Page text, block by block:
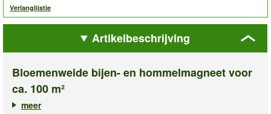
Verlanglijstje
Artikelbeschrijving
Bloemenweide bijen- en hommelmagneet voor
ca. 100 m²
✓ Biedt nectar & stuifmeel voor bijen & hommels
meer